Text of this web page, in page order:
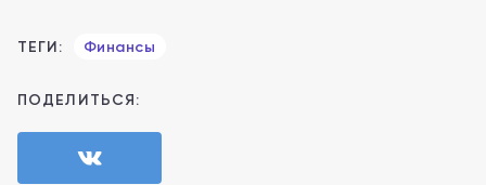
ТЕГИ: Финансы
ПОДЕЛИТЬСЯ: